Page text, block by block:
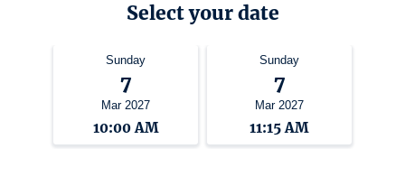
Select your date
Sunday
7
Mar 2027
10:00 AM
Sunday
7
Mar 2027
11:15 AM